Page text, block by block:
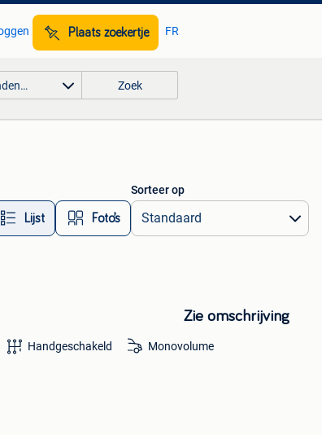
Plaats zoekertje FR
Zoek
Lijst Foto’s
Sorteer op
Zie omschrijving
Handgeschakeld Monovolume